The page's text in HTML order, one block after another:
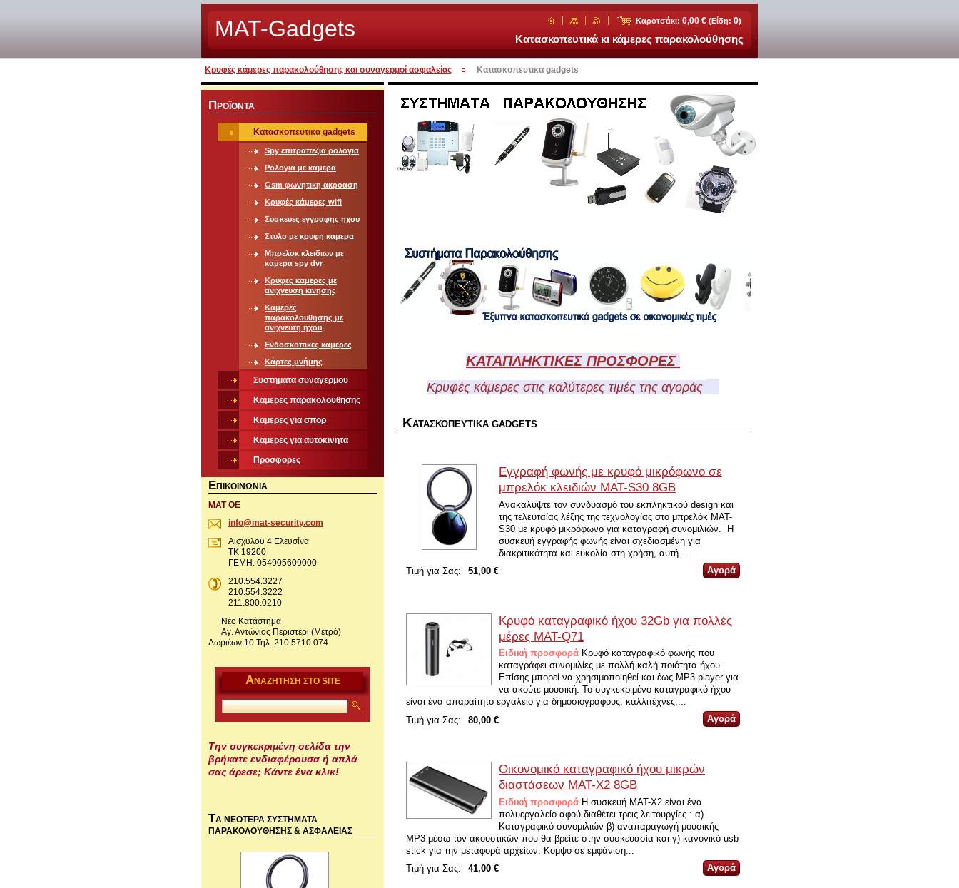
MAT-Gadgets Καροτσάκι: 0,00 € (Είδη: 0)
Κατασκοπευτικά κι κάμερες παρακολούθησης
Κρυφές κάμερες παρακολούθησης και συναγερμοί ασφαλείας Κατασκοπευτικα gadgets
ΚΑΤΑΠΛΗΚΤΙΚΕΣ ΠΡΟΣΦΟΡΕΣ
Κρυφές κάμερες στις καλύτερες τιμές της αγοράς
ΚΑΤΑΣΚΟΠΕΥΤΙΚΑ GADGETS
Εγγραφή φωνής με κρυφό μικρόφωνο σε
μπρελόκ κλειδιών MAT-S30 8GB
Ανακαλύψτε τον συνδυασμό του εκπληκτικού design και
της τελευταίας λέξης της τεχνολογίας στο μπρελόκ MAT-
S30 με κρυφό μικρόφωνο για καταγραφή συνομιλιών. Η
συσκευή εγγραφής φωνής είναι σχεδιασμένη για
διακριτικότητα και ευκολία στη χρήση, αυτή...
Τιμή για Σας:
51,00 €
Κρυφό καταγραφικό ήχου 32Gb για πολλές
μέρες MAT-Q71
Ειδική προσφορά Κρυφό καταγραφικό φωνής που
καταγράφει συνομιλίες με πολλή καλή ποιότητα ήχου.
Επίσης μπορεί να χρησιμοποιηθεί και έως MP3 player για
να ακούτε μουσική. Το συγκεκριμένο καταγραφικό ήχου
είναι ένα απαραίτητο εργαλείο για δημοσιογράφους, καλλιτέχνες,...
Τιμή για Σας:
80,00 €
Οικονομικό καταγραφικό ήχου μικρών
διαστάσεων MAT-X2 8GB
Ειδική προσφορά Η συσκευή MAT-X2 είναι ένα
πολυεργαλείο αφού διαθέτει τρεις λειτουργίες : α)
Καταγραφικό συνομιλιών β) αναπαραγωγή μουσικής
MP3 μέσω τον ακουστικών που θα βρείτε στην συσκευασία και γ) κανονικό usb
stick για την μεταφορά αρχείων. Κομψό σε εμφάνιση...
Τιμή για Σας:
41,00 €
ΠΡΟΪΟΝΤΑ
Κατασκοπευτικα gadgets
Spy επιτραπεζια ρολογια
Ρολογια με καμερα
Gsm φωνητικη ακροαση
Κρυφές κάμερες wifi
Συσκευες εγγραφης ηχου
Στυλο με κρυφη καμερα
Μπρελοκ κλειδιων με
καμερα spy dvr
Κρυφες καμερες με
ανιχνευση κινησης
Καμερες
παρακολουθησης με
ανιχνευτη ηχου
Ενδοσκοπικες καμερες
Κάρτες μνήμης
Συστηματα συναγερμου
Καμερες παρακολουθησης
Καμερες για σπορ
Καμερες για αυτοκινητα
Προσφορες
ΕΠΙΚΟΙΝΩΝΙΑ
ΜΑΤ ΟΕ
info@mat-security.com
Αισχύλου 4 Ελευσίνα
ΤΚ 19200
ΓΕΜΗ: 054905609000
210.554.3227
210.554.3222
211.800.0210
Νέο Κατάστημα
Αγ. Αντώνιος Περιστέρι (Μετρό)
Δωριέων 10 Τηλ. 210.5710.074
ΑΝΑΖΉΤΗΣΗ ΣΤΟ SITE
Την συγκεκριμένη σελίδα την
βρήκατε ενδιαφέρουσα ή απλά
σας άρεσε; Κάντε ένα κλικ!
ΤΑ ΝΕΟΤΕΡΑ ΣΥΣΤΗΜΑΤΑ
ΠΑΡΑΚΟΛΟΥΘΗΣΗΣ & ΑΣΦΑΛΕΙΑΣ